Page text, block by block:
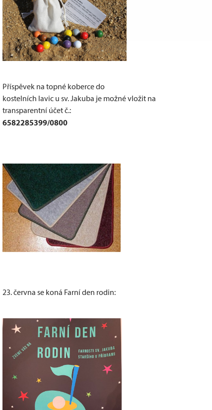
Příspěvek na topné koberce do
kostelních lavic u sv. Jakuba je možné vložit na
transparentní účet č.:
6582285399/0800
23. června se koná Farní den rodin: